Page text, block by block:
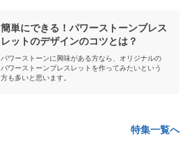
簡単にできる！パワーストーンブレス
レットのデザインのコツとは？
パワーストーンに興味がある方なら、オリジナルの
パワーストーンブレスレットを作ってみたいという
方も多いと思います。
特集一覧へ